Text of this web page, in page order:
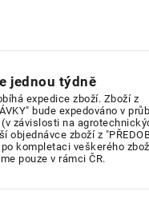
jednou týdně
expedice zboží. Zboží z
bude expedováno v
(v závislosti na
objednávce zboží z
kompletaci veškerého
pouze v rámci ČR.